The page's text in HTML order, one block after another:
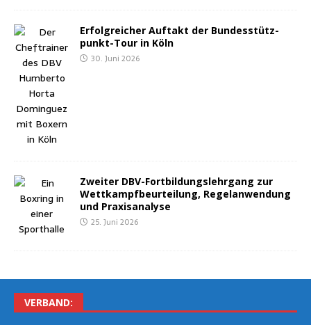
Erfolg­rei­cher Auf­takt der Bun­des­stütz­
punkt-Tour in Köln
30. Juni 2026
Zwei­ter DBV-Fort­bil­dungs­lehr­gang zur
Wett­kampf­be­ur­tei­lung, Regel­an­wen­dung
und Praxisanalyse
25. Juni 2026
VER­BAND: